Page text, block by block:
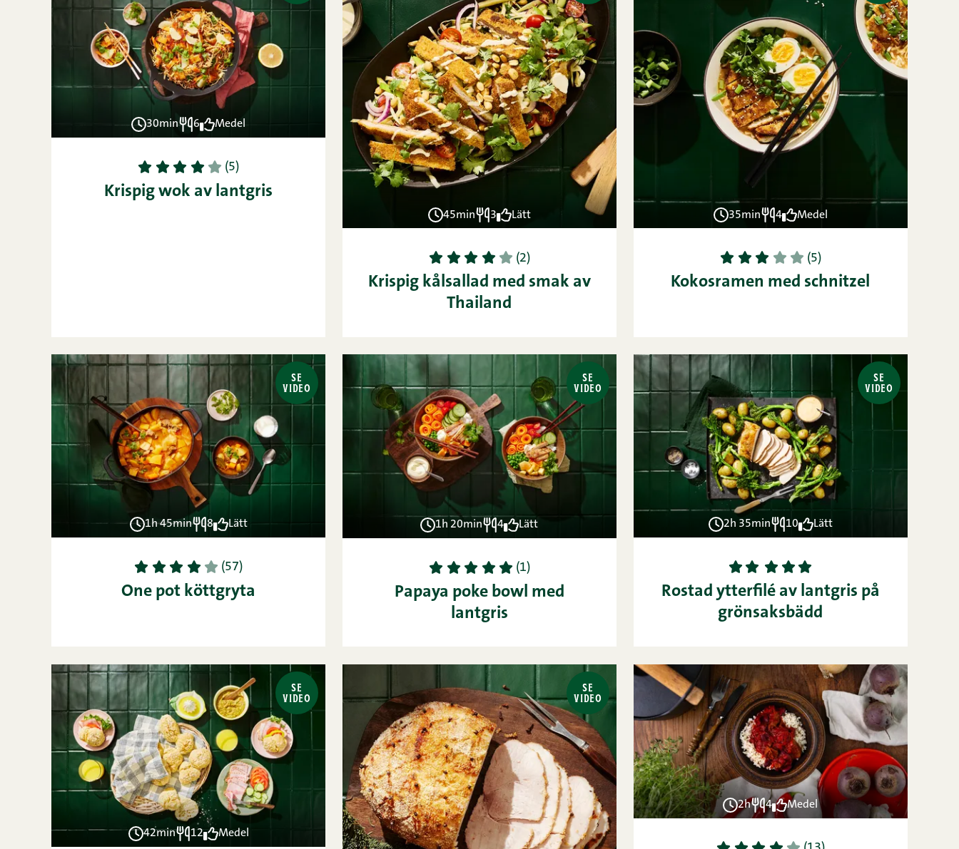
30min 6 Medel
1 2 3 4 5 (5)
Krispig wok av lantgris
45min 3 Lätt
1 2 3 4 5 (2)
Krispig kålsallad med smak av
Thailand
35min 4 Medel
1 2 3 4 5 (5)
Kokosramen med schnitzel
SE
VIDEO
1h 45min 8 Lätt
1 2 3 4 5 (57)
One pot köttgryta
SE
VIDEO
1h 20min 4 Lätt
1 2 3 4 5 (1)
Papaya poke bowl med
lantgris
SE
VIDEO
2h 35min 10 Lätt
1 2 3 4 5
Rostad ytterfilé av lantgris på
grönsaksbädd
SE
VIDEO
42min 12 Medel
SE
VIDEO
2h 4 Medel